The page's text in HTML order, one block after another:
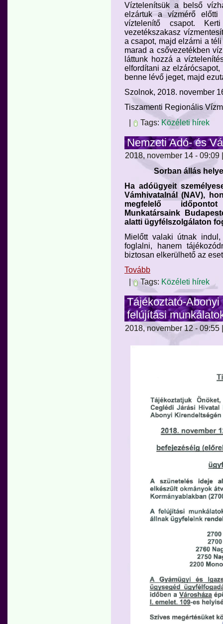
Víztelenítsük a belső
elzártuk a vízmérő
víztelenítő csapot.
vezetékszakasz
a csapot, majd elzárni a
marad a csővezetékben
láttunk hozzá a
elfordítani az
benne lévő jeget, majd
Szolnok, 2018. november
Tiszamenti Regionális
Tags: Közéleti hírek
Nemzeti Adó- és
2018, november 14 - 09:09
Sorban állás
Ha adóügyeit
Vámhivatalnál (NAV),
megfelelő
Munkatársaink
alatti ügyfélszolgálaton
Mielőtt valaki útnak
foglalni, hanem
biztosan elkerülhető az
Tovább
|
Tags: Közéleti hírek
Tájékoztató-
felújítási
2018, november 12 - 09:55